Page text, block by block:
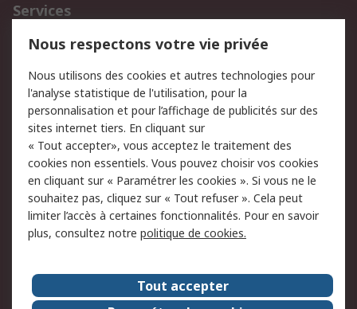
Services
750.000 produits
2.500 marques
Retours
Support technique
Track & trace
Legal
Politique de cookies
Sécurité des e-mails
Politique de protection
des données - Mise à
jour
Conditions générales
de vente
A propos de RS
Nous respectons votre vie privée
Nous utilisons des cookies et autres technologies pour
l'analyse statistique de l'utilisation, pour la
personnalisation et pour l’affichage de publicités sur des
sites internet tiers. En cliquant sur
« Tout accepter», vous acceptez le traitement des
cookies non essentiels. Vous pouvez choisir vos cookies
en cliquant sur « Paramétrer les cookies ». Si vous ne le
souhaitez pas, cliquez sur « Tout refuser ». Cela peut
limiter l’accès à certaines fonctionnalités. Pour en savoir
plus, consultez notre politique de cookies.
Tout accepter